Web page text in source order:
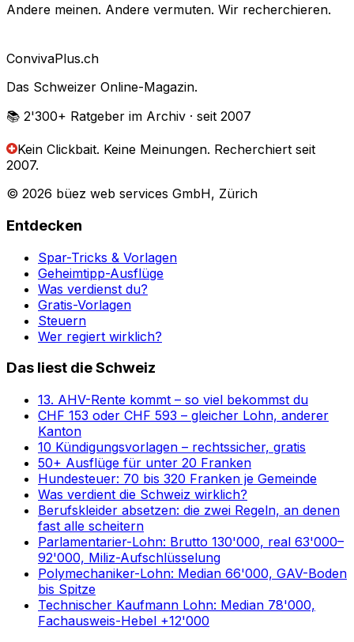
Andere meinen. Andere vermuten. Wir recherchieren.
ConvivaPlus.ch
Das Schweizer Online-Magazin.
📚 2'300+ Ratgeber im Archiv · seit 2007
Kein Clickbait. Keine Meinungen. Recherchiert seit
2007.
© 2026 büez web services GmbH, Zürich
Entdecken
Spar-Tricks & Vorlagen
Geheimtipp-Ausflüge
Was verdienst du?
Gratis-Vorlagen
Steuern
Wer regiert wirklich?
Das liest die Schweiz
13. AHV-Rente kommt – so viel bekommst du
CHF 153 oder CHF 593 – gleicher Lohn, anderer
Kanton
10 Kündigungsvorlagen – rechtssicher, gratis
50+ Ausflüge für unter 20 Franken
Hundesteuer: 70 bis 320 Franken je Gemeinde
Was verdient die Schweiz wirklich?
Berufskleider absetzen: die zwei Regeln, an denen
fast alle scheitern
Parlamentarier-Lohn: Brutto 130'000, real 63'000–
92'000, Miliz-Aufschlüsselung
Polymechaniker-Lohn: Median 66'000, GAV-Boden
bis Spitze
Technischer Kaufmann Lohn: Median 78'000,
Fachausweis-Hebel +12'000